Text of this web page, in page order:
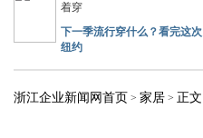
着穿
下一季流行穿什么？看完这次
纽约
浙江企业新闻网首页 > 家居 > 正文